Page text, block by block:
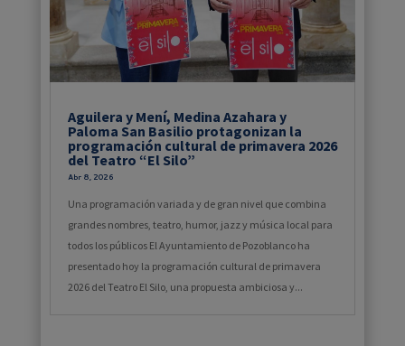
Aguilera y Mení, Medina Azahara y
Paloma San Basilio protagonizan la
programación cultural de primavera 2026
del Teatro “El Silo”
Abr 8, 2026
Una programación variada y de gran nivel que combina
grandes nombres, teatro, humor, jazz y música local para
todos los públicos El Ayuntamiento de Pozoblanco ha
presentado hoy la programación cultural de primavera
2026 del Teatro El Silo, una propuesta ambiciosa y...